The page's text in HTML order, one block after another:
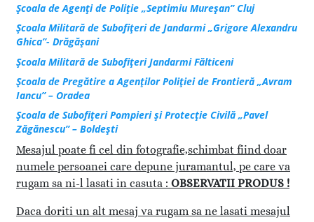
Şcoala de Agenţi de Poliţie „Septimiu Mureşan” Cluj
Şcoala Militară de Subofiţeri de Jandarmi „Grigore Alexandru
Ghica”- Drăgăşani
Şcoala Militară de Subofiţeri Jandarmi Fălticeni
Şcoala de Pregătire a Agenţilor Poliţiei de Frontieră „Avram
Iancu” – Oradea
Şcoala de Subofiţeri Pompieri şi Protecţie Civilă „Pavel
Zăgănescu” – Boldeşti
Mesajul poate fi cel din fotografie,schimbat fiind doar
numele persoanei care depune juramantul, pe care va
rugam sa ni-l lasati in casuta : OBSERVATII PRODUS !
Daca doriti un alt mesaj va rugam sa ne lasati mesajul